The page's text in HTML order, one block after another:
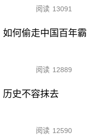
阅读 13091
如何偷走中国百年霸
阅读 12889
历史不容抹去
阅读 12590